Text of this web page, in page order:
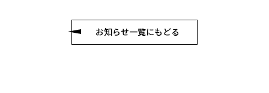
お知らせ一覧にもどる